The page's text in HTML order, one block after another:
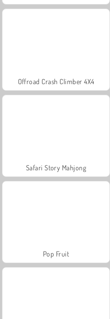
Offroad Crash Climber 4X4
Safari Story Mahjong
Pop Fruit